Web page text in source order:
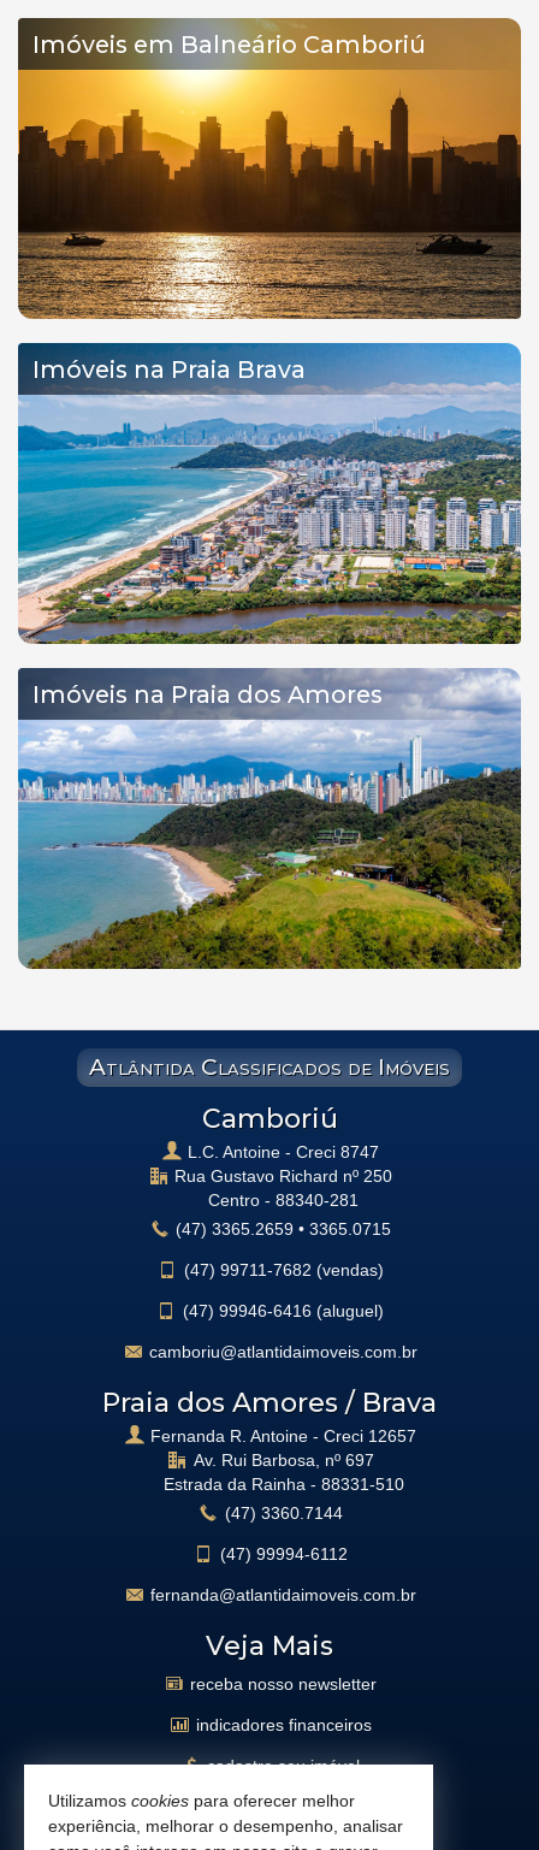
Imóveis em Balneário Camboriú
Imóveis na Praia Brava
Imóveis na Praia dos Amores
Atlântida Classificados de Imóveis
Camboriú
L.C. Antoine - Creci 8747
Rua Gustavo Richard nº 250
Centro - 88340-281
(47) 3365.2659 • 3365.0715
(47) 99711-7682 (vendas)
(47) 99946-6416 (aluguel)
camboriu@atlantidaimoveis.com.br
Praia dos Amores / Brava
Fernanda R. Antoine - Creci 12657
Av. Rui Barbosa, nº 697
Estrada da Rainha - 88331-510
(47) 3360.7144
(47) 99994-6112
fernanda@atlantidaimoveis.com.br
Veja Mais
receba nosso newsletter
indicadores financeiros
cadastre seu imóvel
imóveis favoritos
Utilizamos cookies para oferecer melhor
experiência, melhorar o desempenho, analisar